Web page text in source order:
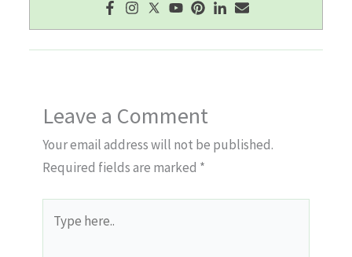
Leave a Comment
Your email address will not be published.
Required fields are marked *
here..